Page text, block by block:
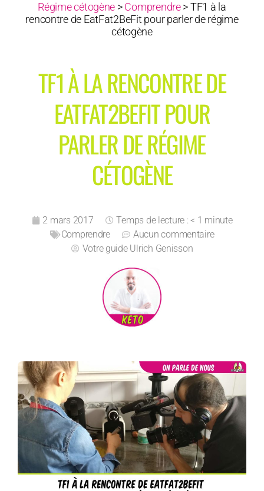
Régime cétogène >Comprendre>TF1 à la
rencontre de EatFat2BeFit pour parler de régime
cétogène
TF1 À LA RENCONTRE DE
EATFAT2BEFIT POUR
PARLER DE RÉGIME
CÉTOGÈNE
2 mars 2017
Temps de lecture : < 1 minute
Comprendre
Aucun commentaire
Votre guideUlrich Genisson